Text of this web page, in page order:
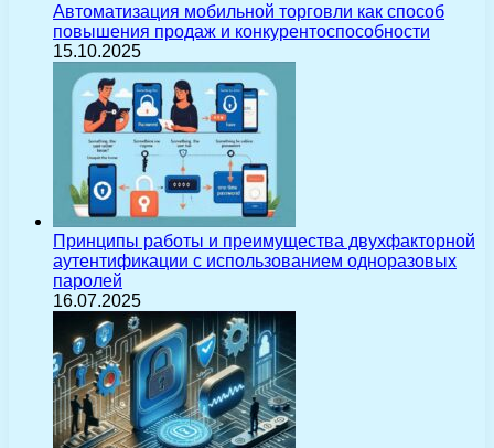
Автоматизация мобильной торговли как способ
повышения продаж и конкурентоспособности
15.10.2025
Принципы работы и преимущества двухфакторной
аутентификации с использованием одноразовых
паролей
16.07.2025